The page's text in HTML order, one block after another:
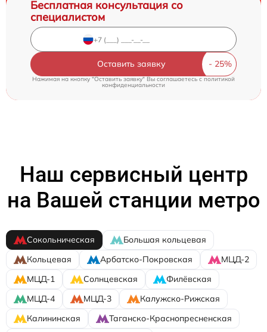
Бесплатная консультация со
специалистом
Оставить заявку
Нажимая на кнопку "Оставить заявку" Вы соглашаетесь cполитикой
конфиденциальности
Наш сервисный центр
на Вашей станции метро
Сокольническая
Большая кольцевая
Кольцевая
Арбатско-Покровская
МЦД-2
МЦД-1
Солнцевская
Филёвская
МЦД-4
МЦД-3
Калужско-Рижская
Калининская
Таганско-Краснопресненская